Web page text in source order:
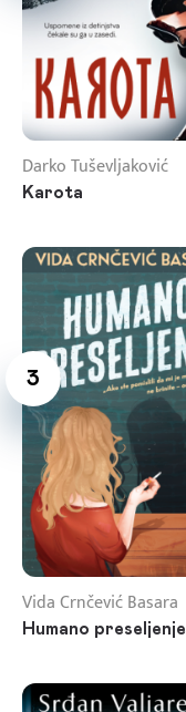
Darko Tuševljaković
Karota
3
Vida Crnčević Basara
Humano preseljenje